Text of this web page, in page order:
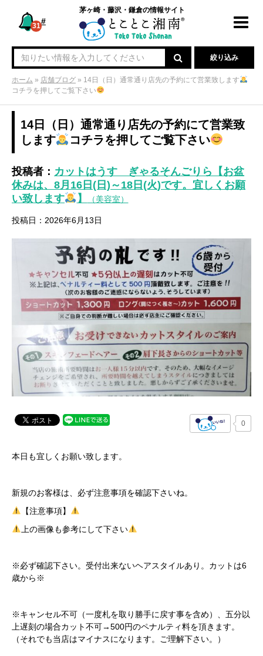
#
31
茅ヶ崎・藤沢・鎌倉の情報サイト
絞り込み
ホーム » 店舗ブログ » 14日（日）通常通り店先の予約にて営業致します
コチラを押してご覧下さい
14日（日）通常通り店先の予約にて営業致
します
コチラを押してご覧下さい
投稿者： カットはうす ぎゃるそんごりら【お盆
休みは、8月16日(日)～18日(火)です。宜しくお願
い致します
】 （美容室）
投稿日：2026年6月13日
0
本日も宜しくお願い致します。
新規のお客様は、必ず注意事項を確認下さいね。
【注意事項】
上の画像も参考にして下さい
※必ず確認下さい。受付出来ないヘアスタイルあり。カットは6
歳から※
※キャンセル不可（一度札を取り勝手に戻す事を含め）、五分以
上遅刻の場合カット不可→500円のペナルティ料を頂きます。
（それでも当店はマイナスになります。ご理解下さい。）